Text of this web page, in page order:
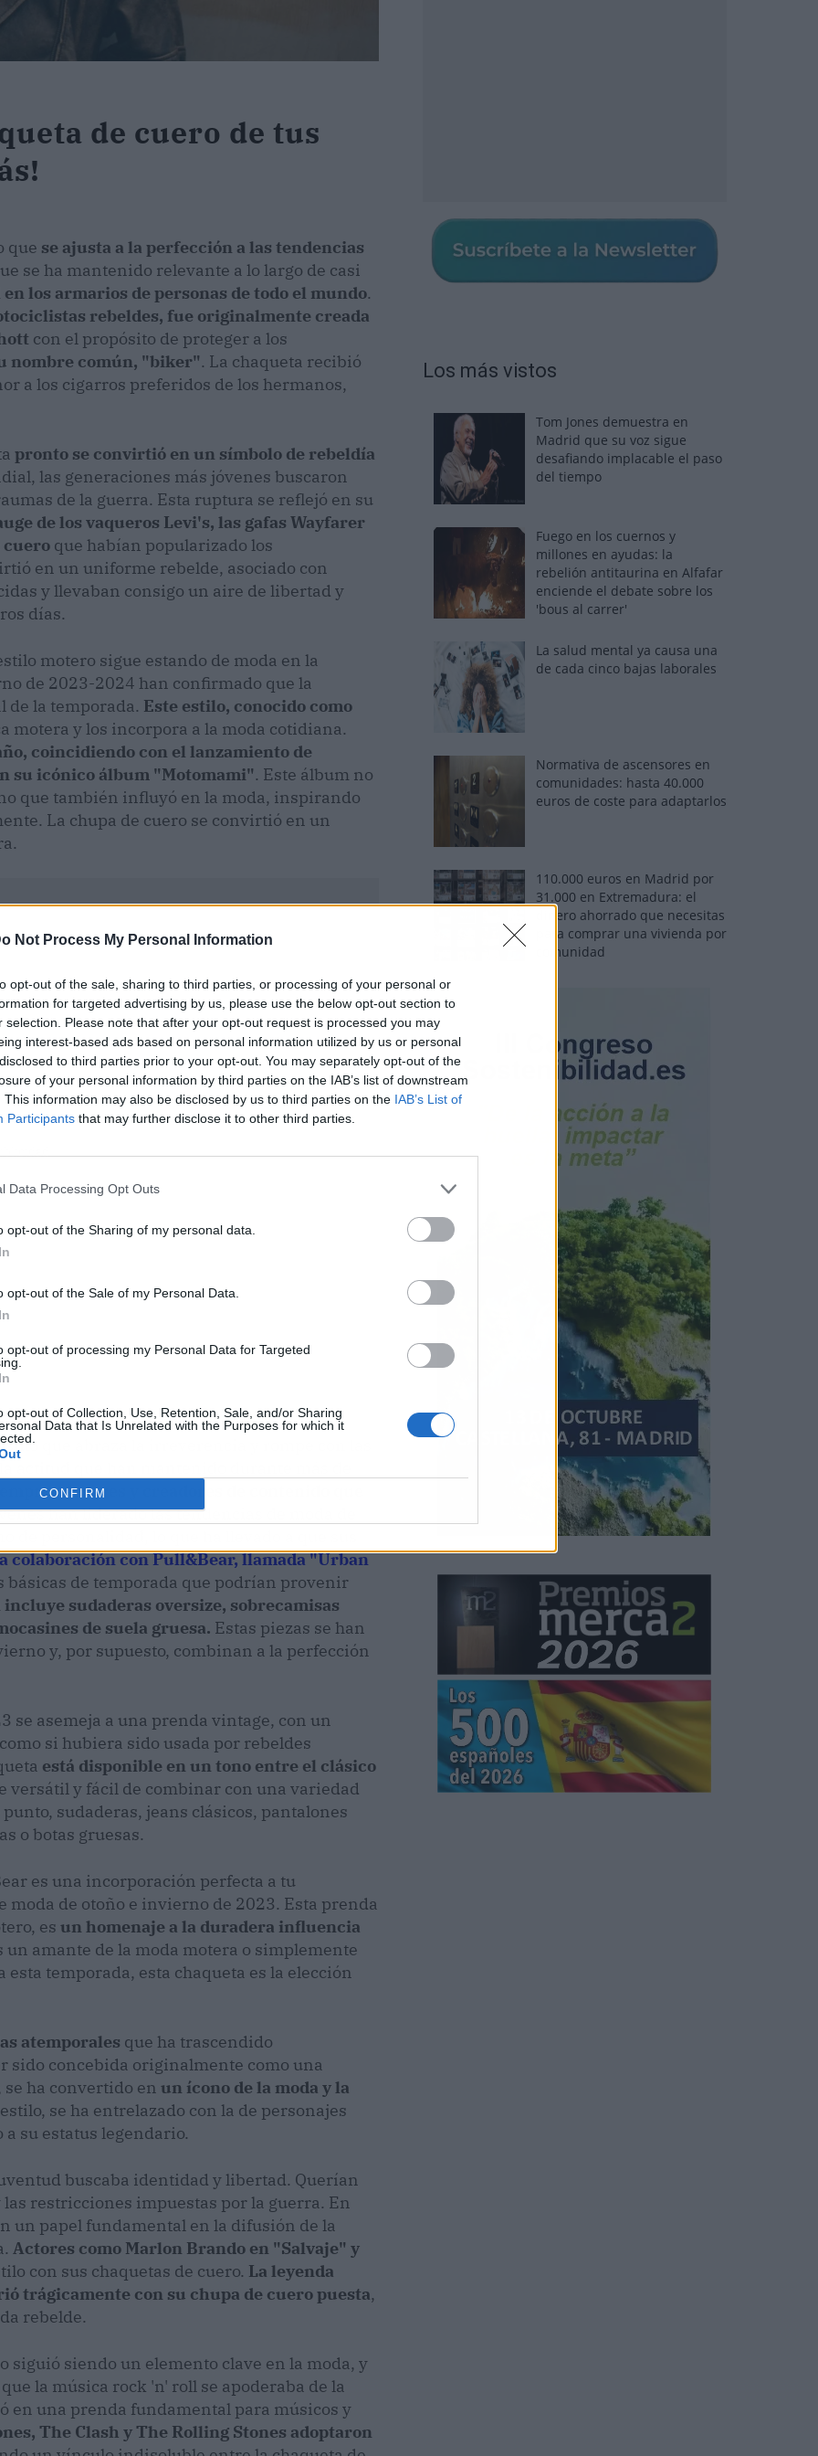
Not Process My Personal Information
opt-out of the sale, sharing to third parties, or processing of your personal or
for targeted advertising by us, please use the below opt-out section to
selection. Please note that after your opt-out request is processed you may
interest-based ads based on personal information utilized by us or personal
to third parties prior to your opt-out. You may separately opt-out of the
of your personal information by third parties on the IAB’s list of downstream
This information may also be disclosed by us to third parties on the IAB’s List of
Participants that may further disclose it to other third parties.
Data Processing Opt Outs
opt-out of the Sharing of my personal data.
opt-out of the Sale of my Personal Data.
opt-out of processing my Personal Data for Targeted
opt-out of Collection, Use, Retention, Sale, and/or Sharing
Data that Is Unrelated with the Purposes for which it
CONFIRM
de cuero de tus
que se ajusta a la perfección a las tendencias
se ha mantenido relevante a lo largo de casi
los armarios de personas de todo el mundo.
rebeldes, fue originalmente creada
con el propósito de proteger a los
nombre común, "biker". La chaqueta recibió
a los cigarros preferidos de los hermanos,
pronto se convirtió en un símbolo de rebeldía
las generaciones más jóvenes buscaron
de la guerra. Esta ruptura se reflejó en su
de los vaqueros Levi's, las gafas Wayfarer
cuero que habían popularizado los
en un uniforme rebelde, asociado con
y llevaban consigo un aire de libertad y
días.
motero sigue estando de moda en la
de 2023-2024 han confirmado que la
de la temporada. Este estilo, conocido como
motera y los incorpora a la moda cotidiana.
coincidiendo con el lanzamiento de
su icónico álbum "Motomami". Este álbum no
que también influyó en la moda, inspirando
La chupa de cuero se convirtió en un
que abraza la irreverencia y rompe con las
actitud que han mantenido durante más de
y creadores de contenido que
han liderado las tendencias de moda de
personalidad, lo que ha llevado a que sus
colaboración con Pull&Bear, llamada "Urban
básicas de temporada que podrían provenir
sudaderas oversize, sobrecamisas
de suela gruesa. Estas piezas se han
y, por supuesto, combinan a la perfección
se asemeja a una prenda vintage, con un
si hubiera sido usada por rebeldes
está disponible en un tono entre el clásico
versátil y fácil de combinar con una variedad
sudaderas, jeans clásicos, pantalones
o botas gruesas.
es una incorporación perfecta a tu
de otoño e invierno de 2023. Esta prenda
es un homenaje a la duradera influencia
un amante de la moda motera o simplemente
temporada, esta chaqueta es la elección
atemporales que ha trascendido
sido concebida originalmente como una
ha convertido en un ícono de la moda y la
se ha entrelazado con la de personajes
su estatus legendario.
buscaba identidad y libertad. Querían
restricciones impuestas por la guerra. En
un papel fundamental en la difusión de la
Actores como Marlon Brando en "Salvaje" y
con sus chaquetas de cuero. La leyenda
trágicamente con su chupa de cuero puesta,
rebelde.
siguió siendo un elemento clave en la moda, y
la música rock 'n' roll se apoderaba de la
en una prenda fundamental para músicos y
The Clash y The Rolling Stones adoptaron
Los más vistos
Tom Jones demuestra en
Madrid que su voz sigue
desafiando implacable el paso
del tiempo
Fuego en los cuernos y
millones en ayudas: la
rebelión antitaurina en Alfafar
enciende el debate sobre los
'bous al carrer'
La salud mental ya causa una
de cada cinco bajas laborales
Normativa de ascensores en
comunidades: hasta 40.000
euros de coste para adaptarlos
110.000 euros en Madrid por
31.000 en Extremadura: el
dinero ahorrado que necesitas
para comprar una vivienda por
comunidad